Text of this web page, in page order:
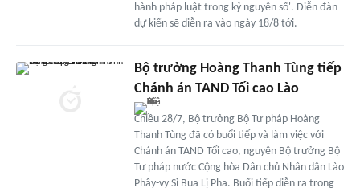
hành pháp luật trong kỷ nguyên số'. Diễn đàn
dự kiến sẽ diễn ra vào ngày 18/8 tới.
Bộ trưởng Hoàng Thanh Tùng tiếp
Chánh án TAND Tối cao Lào
Chiều 28/7, Bộ trưởng Bộ Tư pháp Hoàng
Thanh Tùng đã có buổi tiếp và làm việc với
Chánh án TAND Tối cao, nguyên Bộ trưởng Bộ
Tư pháp nước Cộng hòa Dân chủ Nhân dân Lào
Phây-vy Sỉ Bua Lị Pha. Buổi tiếp diễn ra trong